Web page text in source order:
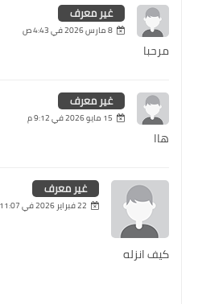
غير معرف
8 مارس 2026 في 4:43 ص
مرحبا
غير معرف
15 مايو 2026 في 9:12 م
هاا
غير معرف
22 فبراير 2026 في 11:07 م
كيف انزله